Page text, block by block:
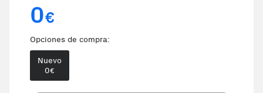
0€
Opciones de compra:
Nuevo
0€